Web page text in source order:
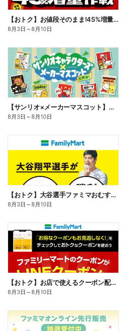
【おトク】お値段そのまま!45%増量作戦!
8月3日 ～8月10日
【サンリオ×メーカーマスコット】オリジナルグッズ貰える!
8月3日 ～8月10日
【おトク】大谷選手ファミマおむすび割
8月3日 ～8月10日
【おトク】お店で使えるクーポン配信中
8月3日 ～8月10日